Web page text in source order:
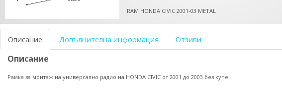
RAM HONDA CIVIC 2001-03 METAL
Описание Допълнителна информация Отзиви
Описание
Рамка за монтаж на универсално радио на HONDA CIVIC от 2001 до 2003 без купе.